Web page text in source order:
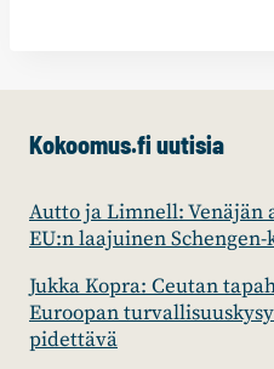
Kokoomus.fi uutisia
Autto ja Limnell: Venäjän
EU:n laajuinen
Jukka Kopra: Ceutan
Euroopan
pidettävä